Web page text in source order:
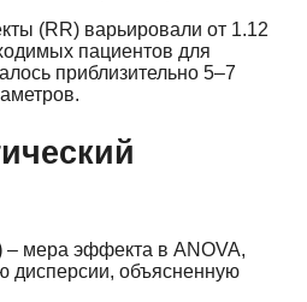
(RR) варьировали от 1.12
пациентов для
приблизительно 5–7
– мера эффекта в ANOVA,
дисперсии, объясненную